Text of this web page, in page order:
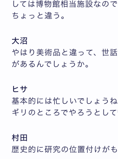
しては博物館相当施設なの
ちょっと違う。
大沼
やはり美術品と違って、世
があるんでしょうか。
ヒサ
基本的には忙しいでしょう
ギリのところでやろうとして
村田
歴史的に研究の位置付けが